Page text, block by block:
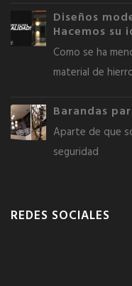
Diseños
Hacemos su
Como se ha
material de
Barandas
Aparte de que
seguridad
REDES SOCIALES